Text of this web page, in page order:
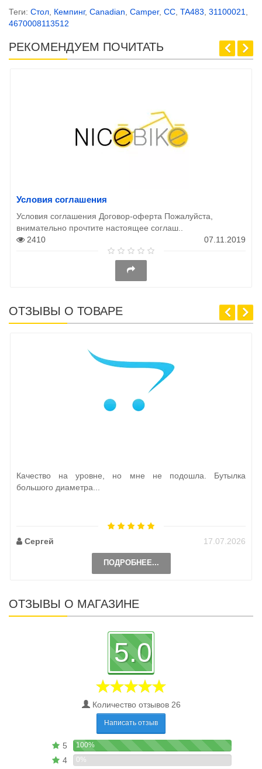
Теги: Стол Кемпинг, Canadian Camper, CC TA483 31100021
4670008113512
РЕКОМЕНДУЕМ ПОЧИТАТЬ
Условия соглашения
Условия соглашения Договор-оферта Пожалуйста,
внимательно прочтите настоящее соглаш..
2410
07.11.2019
ОТЗЫВЫ О ТОВАРЕ
Качество на уровне, но мне не подошла. Бутылка
большого диаметра...
Сергей 17.07.2026
ПОДРОБНЕЕ...
ОТЗЫВЫ О МАГАЗИНЕ
5.0
Количество отзывов 26
Написать отзыв
5 100%
4 0%